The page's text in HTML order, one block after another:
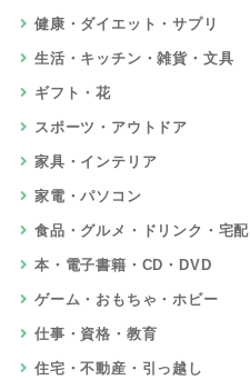
健康・ダイエット・サプリ
生活・キッチン・雑貨・文具
ギフト・花
スポーツ・アウトドア
家具・インテリア
家電・パソコン
食品・グルメ・ドリンク・宅配
本・電子書籍・CD・DVD
ゲーム・おもちゃ・ホビー
仕事・資格・教育
住宅・不動産・引っ越し